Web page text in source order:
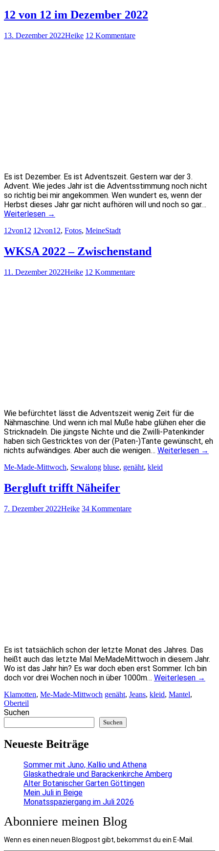
12 von 12 im Dezember 2022
13. Dezember 2022Heike 12 Kommentare
Es ist Dezember. Es ist Adventszeit. Gestern war der 3.
Advent. Wie jedes Jahr ist die Adventsstimmung noch nicht
so richtig bei mir angekommen. Wen wundert es, wenn der
Herbst dieses Jahr gar nicht aufhören will und noch so gar…
Weiterlesen →
12von12 12von12, Fotos, MeineStadt
WKSA 2022 – Zwischenstand
11. Dezember 2022Heike 12 Kommentare
Wie befürchtet lässt die Adventszeit wenig Zeit für die
Nähmaschine. Und wenn ich mal Muße habe glühen eher die
Stricknadeln. Die jüngste Nichte und die Zwilli-Patenkinder
haben sich Gestricktes von der (Paten-)Tante gewünscht, eh
nichts aufwändiges. Aber auch die wenigen… Weiterlesen →
Me-Made-Mittwoch, Sewalong bluse, genäht, kleid
Bergluft trifft Näheifer
7. Dezember 2022Heike 34 Kommentare
Es ist tatsächlich schon der letzte Monat des Jahres. Das
heißt auch das letzte Mal MeMadeMittwoch in diesem Jahr.
Wo ist das Jahr hin? Es war doch eben erst Sommer. Ich bin
doch vor drei Wochen noch in über 1000m… Weiterlesen →
Klamotten, Me-Made-Mittwoch genäht, Jeans, kleid, Mantel,
Oberteil
Suchen
Suchen
Neueste Beiträge
Sommer mit Juno, Kallio und Athena
Glaskathedrale und Barackenkirche Amberg
Alter Botanischer Garten Göttingen
Mein Juli in Beige
Monatsspaziergang im Juli 2026
Abonniere meinen Blog
Wenn es einen neuen Blogpost gibt, bekommst du ein E-Mail.